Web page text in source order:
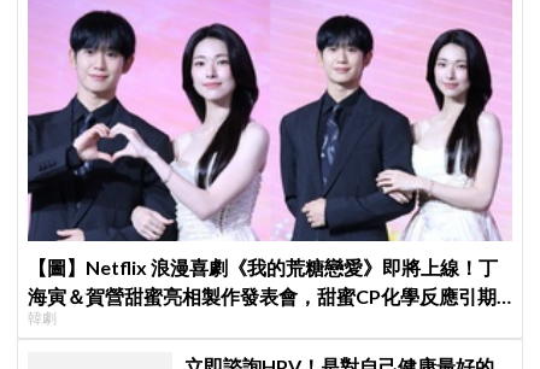
【圖】Netflix 浪漫喜劇《我的荒糖戀愛》即將上線！丁
海寅＆賀營甜蜜亮相製作發表會，甜蜜CP化學反應引期
待
韓劇